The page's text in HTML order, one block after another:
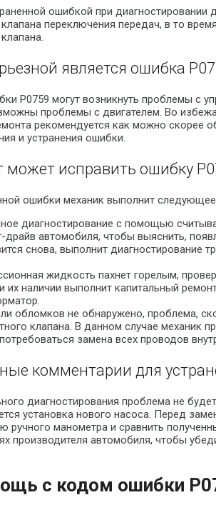
ошибкой при диагностировании
переключения передач, в то
является ошибка
P0759 могут возникнуть проблемы с
проблемы с двигателем. Во
рекомендуется как можно скорее
и устранения ошибки.
может исправить ошибку
ошибки механик выполнит
диагностирование с помощью
драйв автомобиля, чтобы выяснить,
снова, выполнит диагностирование
жидкость пахнет горелым,
их наличии выполнит капитальный
обломков не обнаружено, проблема,
клапана. В данном случае механик
замена всех проводов
комментарии для
диагностирования проблема не
установка нового насоса. Перед
ручного манометра и сравнить
производителя автомобиля, чтобы
с кодом ошибки